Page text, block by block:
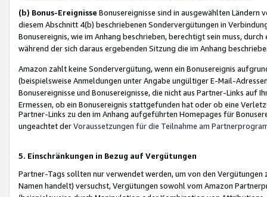
(b) Bonus-Ereignisse Bonusereignisse sind in ausgewählten Ländern
diesem Abschnitt 4(b) beschriebenen Sondervergütungen in
Bonusereignis, wie im Anhang beschrieben, berechtigt sein muss,
während der sich daraus ergebenden Sitzung die im Anhang
Amazon zahlt keine Sondervergütung, wenn ein Bonusereignis
(beispielsweise Anmeldungen unter Angabe ungültiger E-Mail-
Bonusereignisse und Bonusereignisse, die nicht aus Partner-Links auf
Ermessen, ob ein Bonusereignis stattgefunden hat oder ob eine
Partner-Links zu den im Anhang aufgeführten Homepages für
ungeachtet derVoraussetzungen für die Teilnahme am
5. Einschränkungen in Bezug auf Vergütungen
Partner-Tags sollten nur verwendet werden, um von den
Namen handelt) versuchst, Vergütungen sowohl vom Amazon